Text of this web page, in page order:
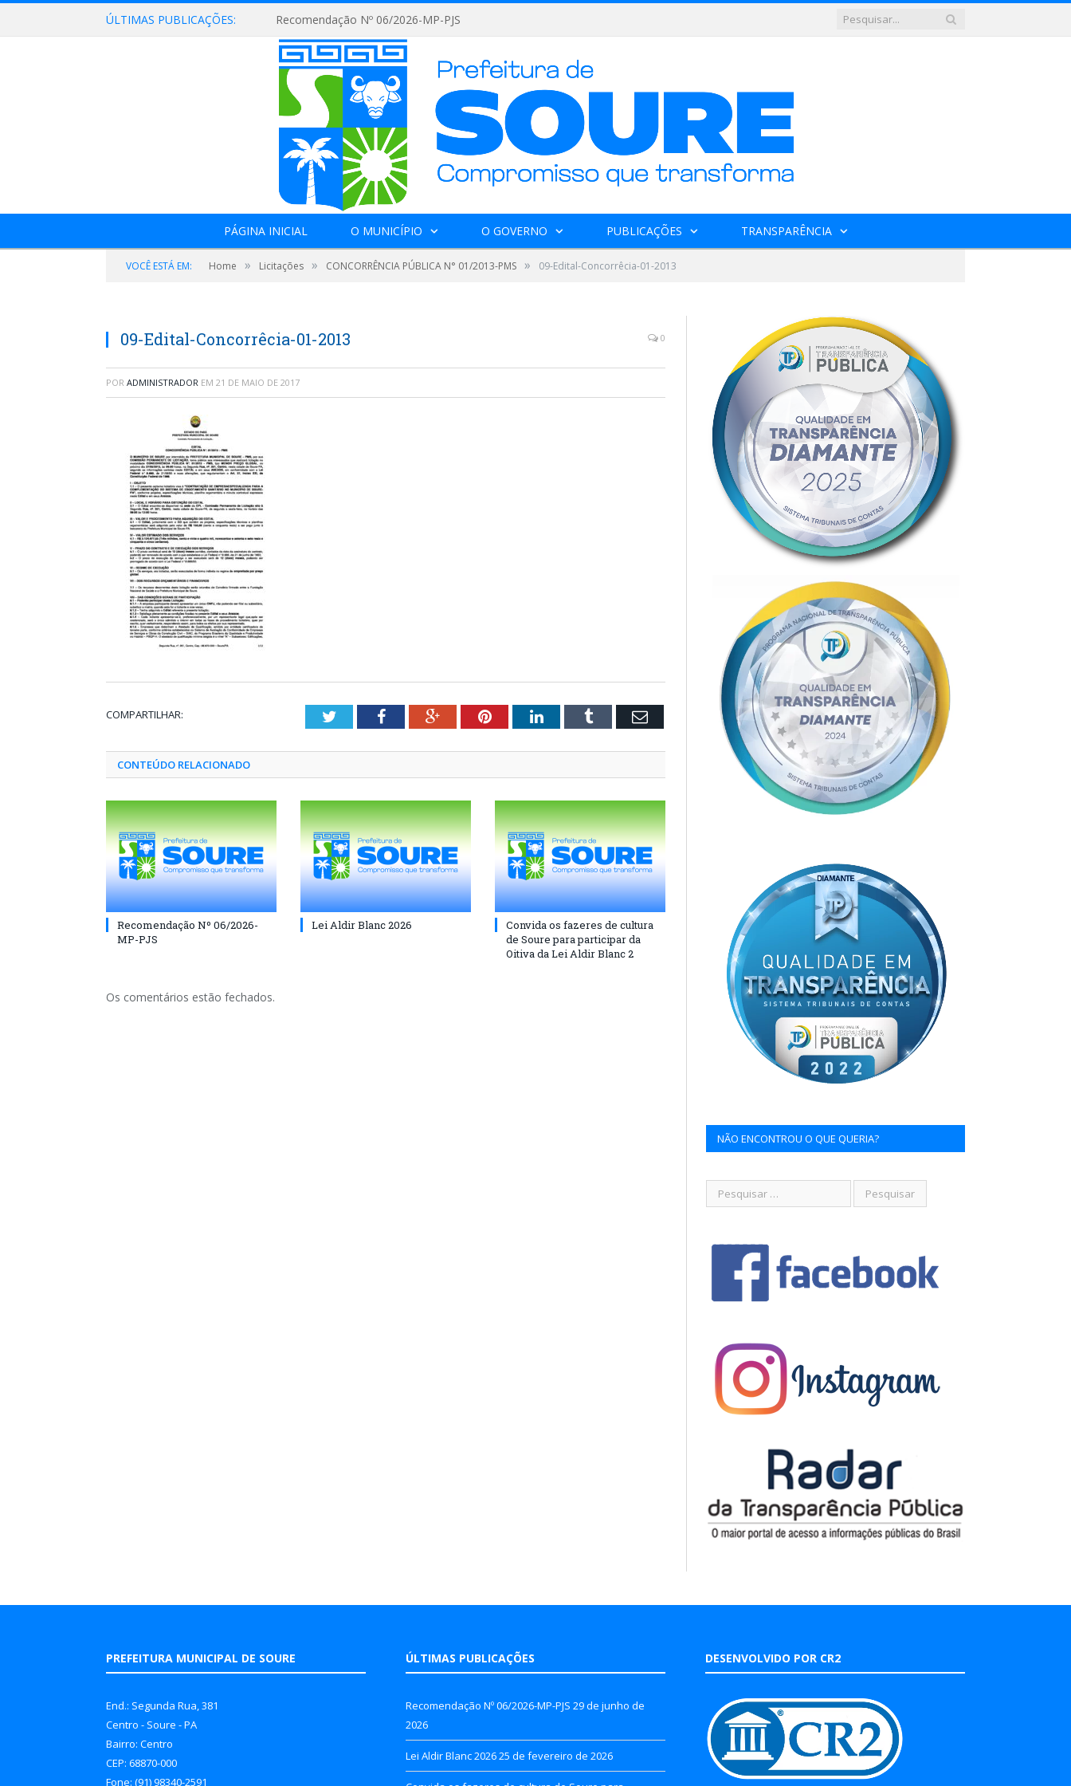
ÚLTIMAS PUBLICAÇÕES: Recomendação Nº 06/2026-MP-PJS
PÁGINA INICIAL O MUNICÍPIO O GOVERNO PUBLICAÇÕES TRANSPARÊNCIA
VOCÊ ESTÁ EM: Home » Licitações » CONCORRÊNCIA PÚBLICA N° 01/2013-PMS » 09-Edital-Concorrêcia-01-2013
09-Edital-Concorrêcia-01-2013 0
POR ADMINISTRADOR EM 21 DE MAIO DE 2017
COMPARTILHAR: TwitterFacebookGoogle+PinterestLinkedInTumblr Email
CONTEÚDO RELACIONADO
Recomendação Nº 06/2026-
MP-PJS
Lei Aldir Blanc 2026
Convida os fazeres de cultura
de Soure para participar da
Oitiva da Lei Aldir Blanc 2
Os comentários estão fechados.
NÃO ENCONTROU O QUE QUERIA?
PREFEITURA MUNICIPAL DE SOURE
End.: Segunda Rua, 381
Centro - Soure - PA
Bairro: Centro
CEP: 68870-000
Fone: (91) 98340-2591
ÚLTIMAS PUBLICAÇÕES
Recomendação Nº 06/2026-MP-PJS 29 de junho de
2026
Lei Aldir Blanc 202625 de fevereiro de 2026
DESENVOLVIDO POR CR2